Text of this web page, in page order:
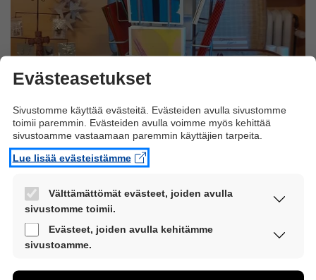
Kuva 2: Uunon kortteja myydään oululaisessa joulukaupassa.
suunnitelleet julkkareita. Uuno sai firmasta juhlallisen palkkakuitin,
Evästeasetukset
Sivustomme käyttää evästeitä. Evästeiden avulla sivustomme
toimii paremmin. Evästeiden avulla voimme myös kehittää
sivustoamme vastaamaan paremmin käyttäjien tarpeita.
Lue lisää evästeistämme
Välttämättömät evästeet, joiden avulla
sivustomme toimii.
Nämä evästeet ovat aina käytössä, jotta
sivustoamme voi käyttää sujuvasti ja turvallisesti.
Evästeet, joiden avulla kehitämme
sivustoamme.